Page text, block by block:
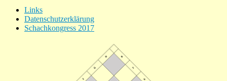
Links
Datenschutzerklärung
Schachkongress 2017